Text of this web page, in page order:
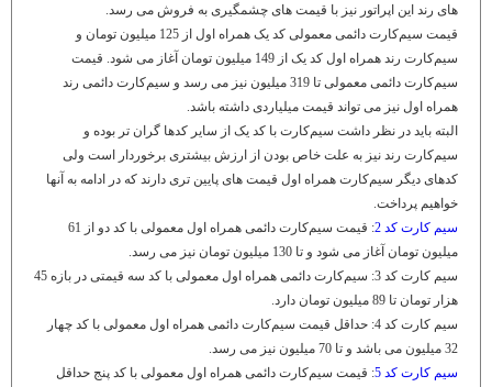
های رند این اپراتور نیز با قیمت های چشمگیری به فروش می رسد.
قیمت سیم‌کارت دائمی معمولی کد یک همراه اول از 125 میلیون تومان و
سیم‌کارت رند همراه اول کد یک از 149 میلیون تومان آغاز می شود. قیمت
سیم‌کارت دائمی معمولی تا 319 میلیون نیز می رسد و سیم‌کارت دائمی رند
همراه اول نیز می تواند قیمت میلیاردی داشته باشد.
البته باید در نظر داشت سیم‌کارت با کد یک از سایر کدها گران تر بوده و
سیم‌کارت رند نیز به علت خاص بودن از ارزش بیشتری برخوردار است ولی
کدهای دیگر سیم‌کارت همراه اول قیمت های پایین تری دارند که در ادامه به آنها
خواهیم پرداخت.
سیم کارت کد 2
: قیمت سیم‌کارت دائمی همراه اول معمولی با کد دو از 61
میلیون تومان آغاز می شود و تا 130 میلیون تومان نیز می رسد.
سیم کارت کد 3: سیم‌کارت دائمی همراه اول معمولی با کد سه قیمتی در بازه 45
هزار تومان تا 89 میلیون تومان دارد.
سیم کارت کد 4: حداقل قیمت سیم‌کارت دائمی همراه اول معمولی با کد چهار
32 میلیون می باشد و تا 70 میلیون نیز می رسد.
سیم کارت کد 5
: قیمت سیم‌کارت دائمی همراه اول معمولی با کد پنج حداقل